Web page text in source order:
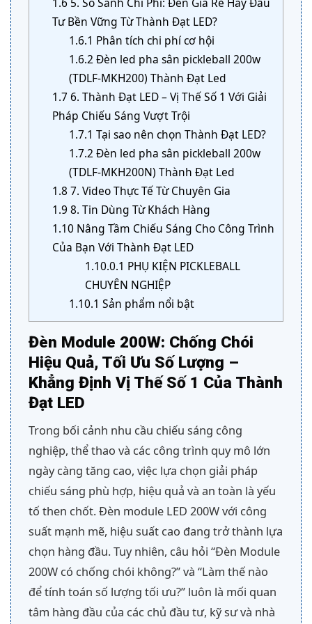
Tư Bền Vững Từ Thành Đạt LED?
1.6.1 Phân tích chi phí cơ hội
1.6.2 Đèn led pha sân pickleball 200w
(TDLF-MKH200) Thành Đạt Led
1.76. Thành Đạt LED – Vị Thế Số 1 Với Giải
Pháp Chiếu Sáng Vượt Trội
1.7.1 Tại sao nên chọn Thành Đạt LED?
1.7.2 Đèn led pha sân pickleball 200w
(TDLF-MKH200N) Thành Đạt Led
1.8 7. Video Thực Tế Từ Chuyên Gia
1.9 8. Tin Dùng Từ Khách Hàng
1.10 Nâng Tầm Chiếu Sáng Cho Công Trình
Của Bạn Với Thành Đạt LED
1.10.0.1 PHỤ KIỆN PICKLEBALL
CHUYÊN NGHIỆP
1.10.1 Sản phẩm nổi bật
Đèn Module 200W: Chống Chói
Hiệu Quả, Tối Ưu Số Lượng –
Khẳng Định Vị Thế Số 1 Của Thành
Đạt LED
Trong bối cảnh nhu cầu chiếu sáng công
nghiệp, thể thao và các công trình quy mô lớn
ngày càng tăng cao, việc lựa chọn giải pháp
chiếu sáng phù hợp, hiệu quả và an toàn là yếu
tố then chốt. Đèn module LED 200W với công
suất mạnh mẽ, hiệu suất cao đang trở thành lựa
chọn hàng đầu. Tuy nhiên, câu hỏi “Đèn Module
200W có chống chói không?” và “Làm thế nào
để tính toán số lượng tối ưu?” luôn là mối quan
tâm hàng đầu của các chủ đầu tư, kỹ sư và nhà